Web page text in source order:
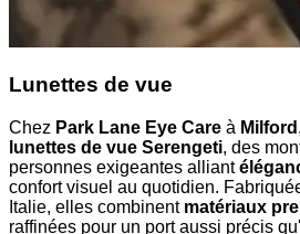
Lunettes de vue
Chez Park Lane Eye Care à Milford
lunettes de vue Serengeti, des
personnes exigeantes alliant
confort visuel au quotidien.
Italie, elles combinent matériaux
raffinées pour un port aussi précis